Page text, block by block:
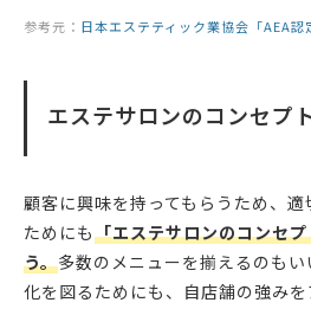
参考元： 日本エステティック業協会「AEA認
エステサロンのコンセプ
顧客に興味を持ってもらうため、
ためにも「エステサロンのコンセ
う。多数のメニューを揃えるのも
化を図るためにも、自店舗の強みを